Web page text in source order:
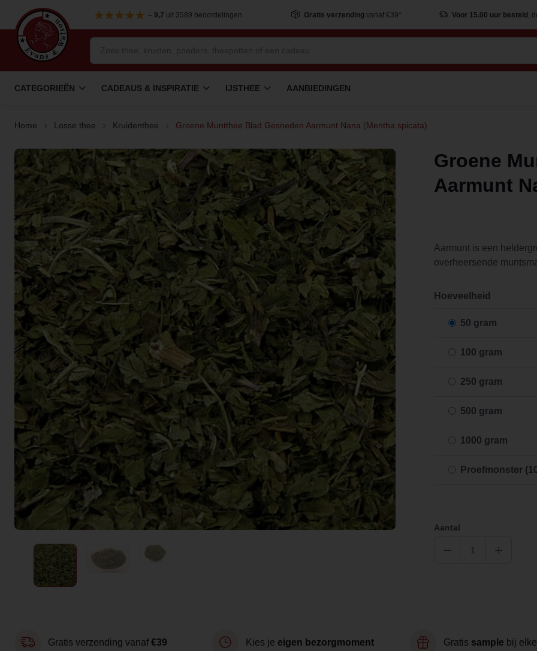
– 9,7 uit 3589 beoordelingen Gratis verzending vanaf €39* Voor 15.00 uur besteld ,
CATEGORIEËN CADEAUS & INSPIRATIE IJSTHEE AANBIEDINGEN
Home Losse thee Kruidenthee Groene Muntthee Blad Gesneden Aarmunt Nana (Mentha spicata)
Groene
Aarmunt
Aarmunt is een
overheersende
Hoeveelheid
50 gram
100 gram
250 gram
500 gram
1000 gram
Proefmonster
Aantal
Gratis verzending vanaf €39 Kies je eigen bezorgmoment Gratis sample bij